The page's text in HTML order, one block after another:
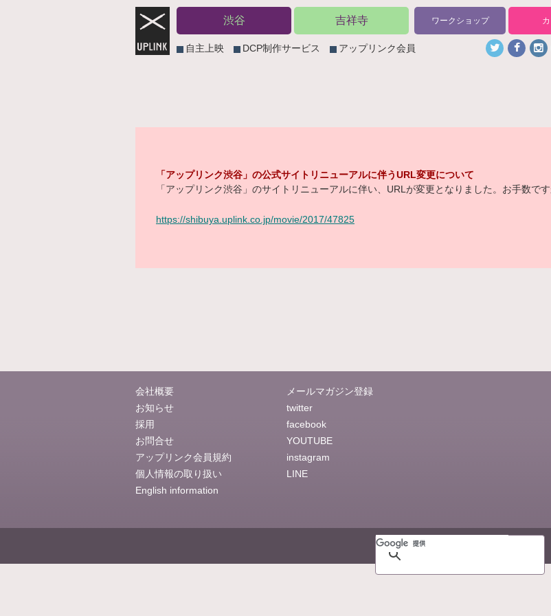
渋谷 吉祥寺 ワークショップ
自主上映 DCP制作サービス アップリンク会員
「アップリンク渋谷」の公式サイトリニューアルに伴うURL変更について
「アップリンク渋谷」のサイトリニューアルに伴い、URLが変更となりました。お手数で
https://shibuya.uplink.co.jp/movie/2017/47825
会社概要
お知らせ
採用
お問合せ
アップリンク会員規約
個人情報の取り扱い
English information
メールマガジン登録
twitter
facebook
YOUTUBE
instagram
LINE